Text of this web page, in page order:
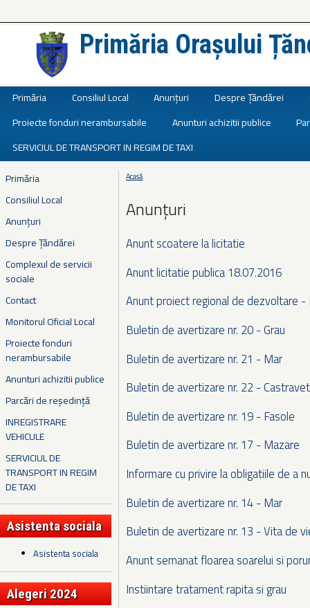
Primăria Orașului
Primăria Consiliul Local Anunțuri Despre Țăndărei
Proiecte fonduri nerambursabile
Anunturi achizitii publice
SERVICIUL DE TRANSPORT IN REGIM DE TAXI
Primăria
Consiliul Local
Anunțuri
Despre Țăndărei
Complexul de servicii
sociale
Contact
Monitorul Oficial Local
Proiecte fonduri
nerambursabile
Anunturi achizitii publice
Parcări de reședință
INREGISTRARE
VEHICULE
SERVICIUL DE
TRANSPORT IN REGIM
DE TAXI
Asistenta sociala
Asistenta sociala
Alegeri 2024
Eşti aici
Acasă
Anunțuri
Anunt scoatere la licitatie
Anunt licitatie publica 18.07.2016
Anunt proiect regional de dezvoltare -
Buletin de avertizare nr. 20 - Grau
Buletin de avertizare nr. 21 - Mar
Buletin de avertizare nr. 22 -
Buletin de avertizare nr. 19 - Fasole
Buletin de avertizare nr. 17 - Mazare
Informare cu privire la obligatiile de a
Buletin de avertizare nr. 14 - Mar
Buletin de avertizare nr. 13 - Vita de
Anunt semanat floarea soarelui si
Instiintare tratament rapita si grau